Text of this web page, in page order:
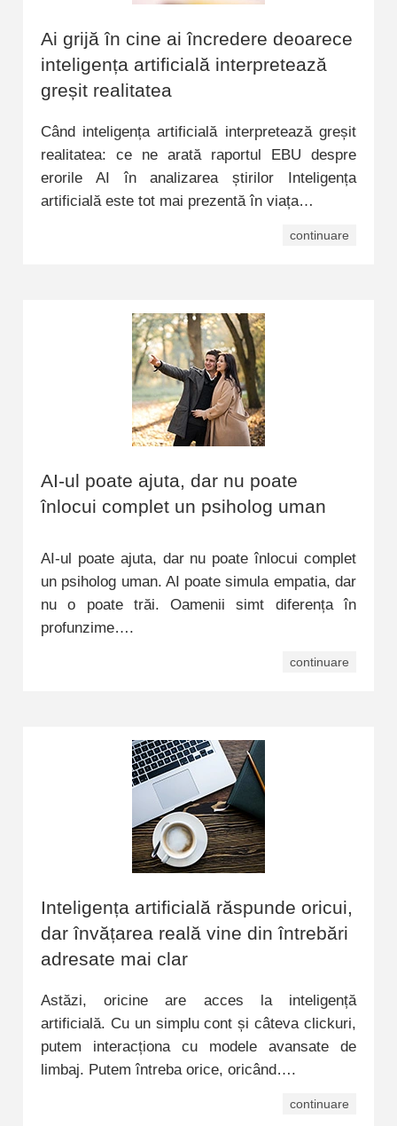
Ai grijă în cine ai încredere deoarece
inteligența artificială interpretează
greșit realitatea
Când inteligența artificială interpretează greșit
realitatea: ce ne arată raportul EBU despre
erorile AI în analizarea știrilor Inteligența
artificială este tot mai prezentă în viața…
continuare
AI-ul poate ajuta, dar nu poate
înlocui complet un psiholog uman
AI-ul poate ajuta, dar nu poate înlocui complet
un psiholog uman. AI poate simula empatia, dar
nu o poate trăi. Oamenii simt diferența în
profunzime….
continuare
Inteligența artificială răspunde oricui,
dar învățarea reală vine din întrebări
adresate mai clar
Astăzi, oricine are acces la inteligență
artificială. Cu un simplu cont și câteva clickuri,
putem interacționa cu modele avansate de
limbaj. Putem întreba orice, oricând….
continuare